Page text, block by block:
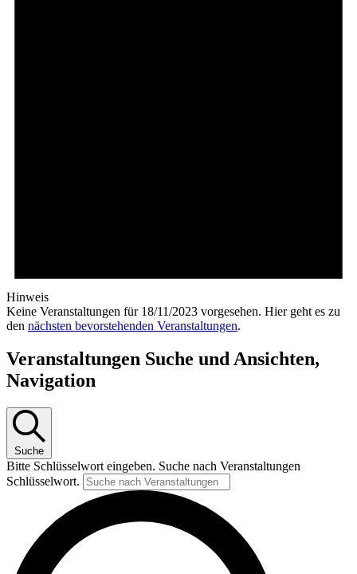
Hinweis
Keine Veranstaltungen für 18/11/2023 vorgesehen. Hier geht es zu
den nächsten bevorstehenden Veranstaltungen.
Veranstaltungen Suche und Ansichten,
Navigation
Suche
Bitte Schlüsselwort eingeben. Suche nach Veranstaltungen
Schlüsselwort.